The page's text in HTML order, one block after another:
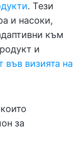
. Тези
и насоки,
към
и
във визията на
за